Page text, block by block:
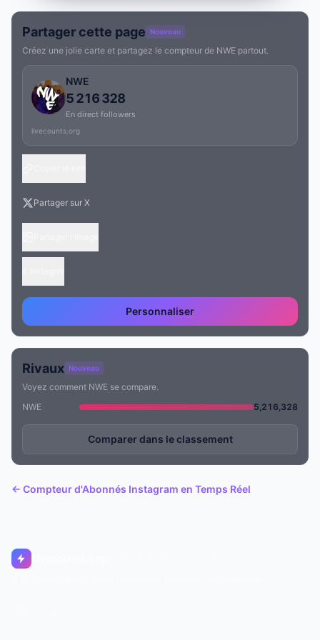
Partager cette page Nouveau
Créez une jolie carte et partagez le compteur de NWE partout.
NWE
5 216 328
En direct followers
livecounts.org
Partager sur X
Personnaliser
Rivaux Nouveau
Voyez comment NWE se compare.
NWE
5,216,328
Comparer dans le classement
← Compteur d'Abonnés Instagram en Temps Réel